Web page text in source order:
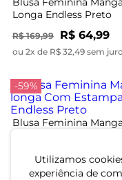
Utilizamos
experiência de
Longa Endless Preto
R$ 169,99 R$ 64,99
ou 2x de R$ 32,49 sem
-59%
Blusa Feminina Manga
R$ 109,99 R$ 44,99
ou 1x de R$ 44,99 sem